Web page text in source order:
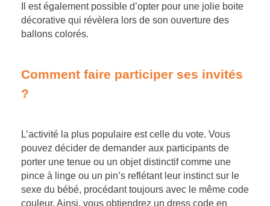
Il est également possible d’opter pour une jolie boite
décorative qui révèlera lors de son ouverture des
ballons colorés.
Comment faire participer ses invités
?
L’activité la plus populaire est celle du vote. Vous
pouvez décider de demander aux participants de
porter une tenue ou un objet distinctif comme une
pince à linge ou un pin’s reflétant leur instinct sur le
sexe du bébé, procédant toujours avec le même code
couleur. Ainsi, vous obtiendrez un dress code en